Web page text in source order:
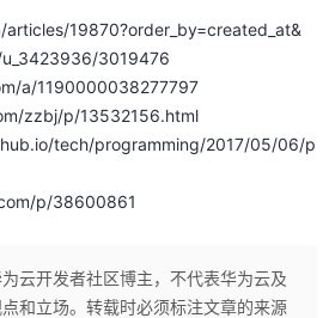
19870?order_by=created_at&
3019476
a/1190000038277797
zzbj/p/13532156.html
tech/programming/2017/05/06/p
p/38600861
为云开发者社区博主，不代表华为云及
和立场。转载时必须标注文章的来源